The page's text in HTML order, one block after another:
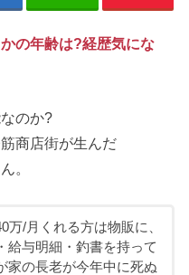
の年齢は?経歴気にな
のか?
商店街が生んだ
。
万/月くれる方は物販に、
給与明細・釣書を持って
家の長老が今年中に死ぬ